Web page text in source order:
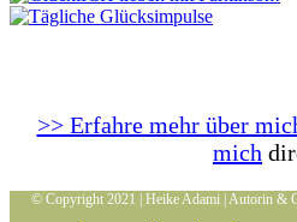
>> Erfahre mehr über
mich
© Copyright 2021 | Heike Adami | Autorin &